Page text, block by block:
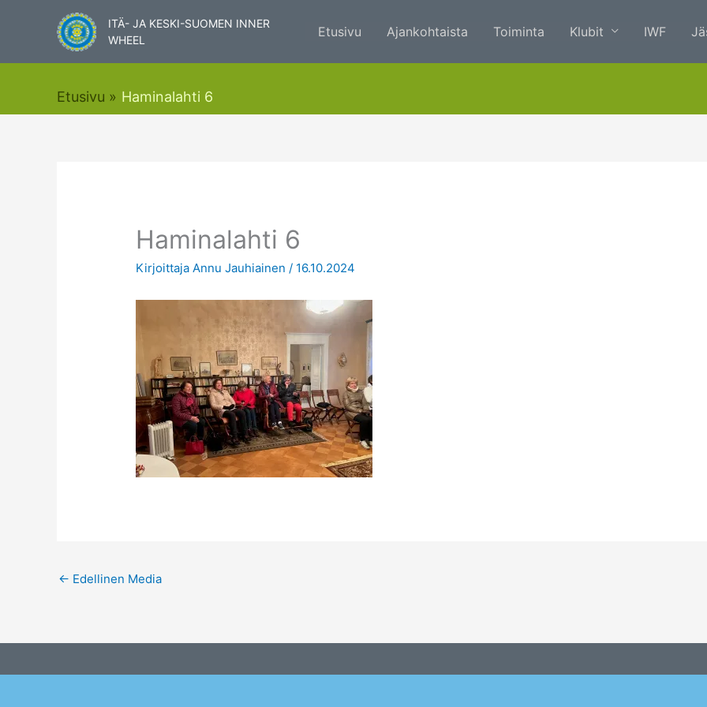
ITÄ- JA KESKI-SUOMEN INNER
WHEEL
Etusivu Ajankohtaista Toiminta Klubit IWF
Etusivu Haminalahti 6
Haminalahti 6
KirjoittajaAnnu Jauhiainen/ 16.10.2024
← Edellinen Media